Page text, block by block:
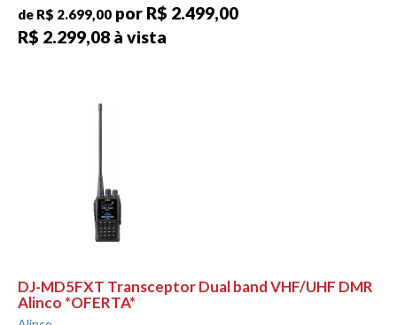
de R$ 2.699,00 por R$ 2.499,00
R$ 2.299,08 à vista
DJ-MD5FXT Transceptor Dual band VHF/UHF DMR
Alinco *OFERTA*